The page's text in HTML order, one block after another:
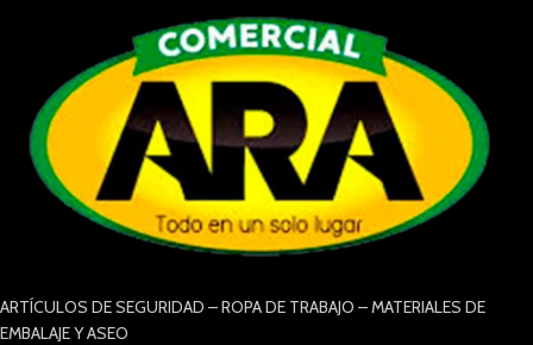
ARTÍCULOS DE SEGURIDAD – ROPA DE TRABAJO – MATERIALES DE
EMBALAJE Y ASEO